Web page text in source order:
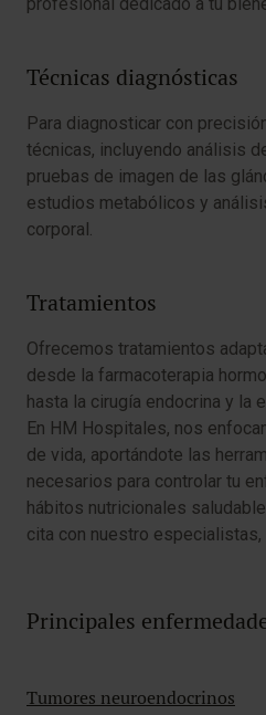
Técnicas diagnósticas
Para diagnosticar con
técnicas, incluyendo análisis
pruebas de imagen de las
estudios metabólicos y
corporal.
Tratamientos
Ofrecemos tratamientos
desde la farmacoterapia
hasta la cirugía endocrina y la
En HM Hospitales, nos
de vida, aportándote las
necesarios para controlar tu
hábitos nutricionales
cita con nuestro
Principales
Tumores neuroendocrinos